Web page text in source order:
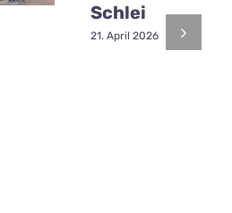
Schlei
21. April 2026